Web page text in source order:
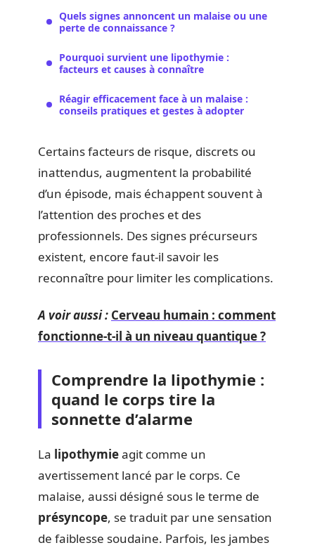
Quels signes annoncent un malaise ou une
perte de connaissance ?
Pourquoi survient une lipothymie :
facteurs et causes à connaître
Réagir efficacement face à un malaise :
conseils pratiques et gestes à adopter
Certains facteurs de risque, discrets ou
inattendus, augmentent la probabilité
d’un épisode, mais échappent souvent à
l’attention des proches et des
professionnels. Des signes précurseurs
existent, encore faut-il savoir les
reconnaître pour limiter les complications.
A voir aussi : Cerveau humain : comment
fonctionne-t-il à un niveau quantique ?
Comprendre la lipothymie :
quand le corps tire la
sonnette d’alarme
La lipothymieagit comme un
avertissement lancé par le corps. Ce
malaise, aussi désigné sous le terme de
présyncope, se traduit par une sensation
de faiblesse soudaine. Parfois, les jambes